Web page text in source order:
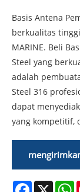
Basis Antena
berkualitas
MARINE. Beli
Steel yang
adalah
Steel 316
dapat
yang kompetitif,
Facebook
X